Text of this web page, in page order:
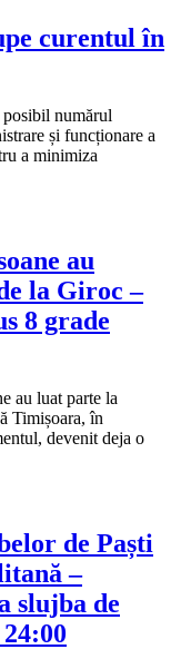
curentul în
posibil numărul
și funcționare a
a minimiza
au
la Giroc –
8 grade
au luat parte la
Timișoara, în
devenit deja o
de Paști
–
slujba de